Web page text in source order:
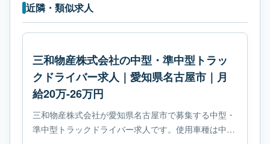
近隣・類似求人
三和物産株式会社の中型・準中型トラッ
クドライバー求人｜愛知県名古屋市｜月
給20万-26万円
三和物産株式会社が愛知県名古屋市で募集する中型・
準中型トラックドライバー求人です。使用車種は中型